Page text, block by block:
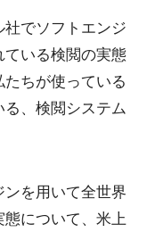
でソフトエンジ
いる検閲の実態
ちが使っている
、検閲システム
を用いて全世界
について、米上